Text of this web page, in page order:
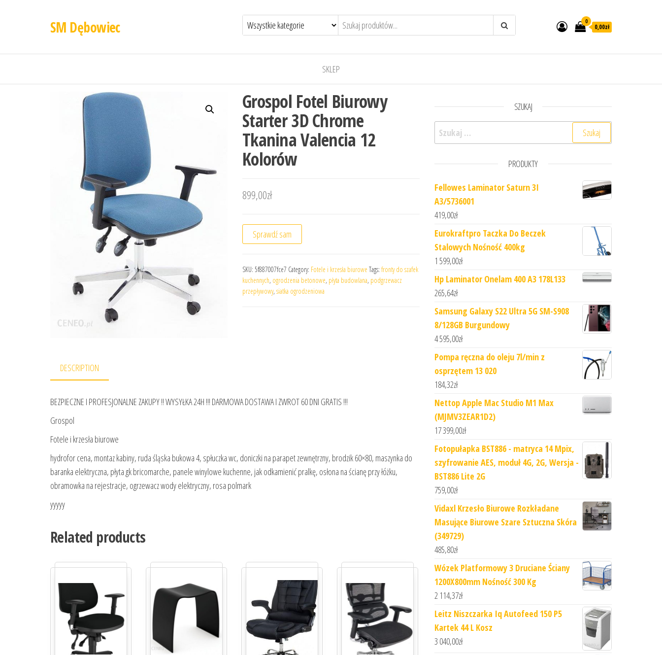
SM Dębowiec 0
0,00zł
SKLEP
Grospol Fotel Biurowy
Starter 3D Chrome
Tkanina Valencia 12
Kolorów
899,00zł
Sprawdź sam
SKU: 5f887007fce7 Category: Fotele i krzesła biurowe Tags: fronty do szafek
kuchennych, ogrodzenia betonowe, płyta budowlana, podgrzewacz
przepływowy, siatka ogrodzeniowa
DESCRIPTION
BEZPIECZNE I PROFESJONALNE ZAKUPY !! WYSYŁKA 24H !!! DARMOWA DOSTAWA I ZWROT 60 DNI GRATIS !!!
Grospol
Fotele i krzesła biurowe
hydrofor cena, montaz kabiny, ruda śląska bukowa 4, spłuczka wc, doniczki na parapet zewnętrzny, brodzik 60×80, maszynka do
baranka elektryczna, płyta gk bricomarche, panele winylowe kuchenne, jak odkamienić pralkę, osłona na ścianę przy łóżku,
obramowka na rejestracje, ogrzewacz wody elektryczny, rosa polmark
yyyyy
Related products
SZUKAJ
Szukaj:
PRODUKTY
Fellowes Laminator Saturn 3I
A3/5736001
419,00zł
Eurokraftpro Taczka Do Beczek
Stalowych Nośność 400kg
1 599,00zł
Hp Laminator Onelam 400 A3 178L133
265,64zł
Samsung Galaxy S22 Ultra 5G SM-S908
8/128GB Burgundowy
4 595,00zł
Pompa ręczna do oleju 7l/min z
osprzętem 13 020
184,32zł
Nettop Apple Mac Studio M1 Max
(MJMV3ZEAR1D2)
17 399,00zł
Fotopułapka BST886 - matryca 14 Mpix,
szyfrowanie AES, moduł 4G, 2G, Wersja -
BST886 Lite 2G
759,00zł
Vidaxl Krzesło Biurowe Rozkładane
Masujące Biurowe Szare Sztuczna Skóra
(349729)
485,80zł
Wózek Platformowy 3 Druciane Ściany
1200X800mm Nośność 300 Kg
2 114,37zł
Leitz Niszczarka Iq Autofeed 150 P5
Kartek 44 L Kosz
3 040,00zł